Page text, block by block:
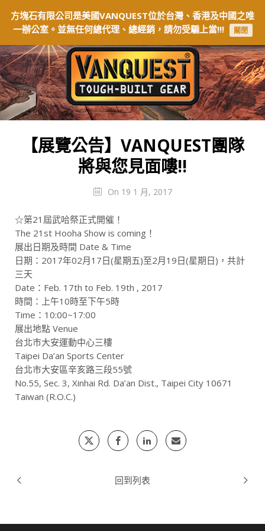
方塊石有限公司是美國VANQUEST位於台灣、香港及中國之唯
一辦公室。並無任何總代理、總經銷，請勿受騙上當!!!
關閉
【展覽公告】VANQUEST團隊
將與您見面嘍!!
On 19 1 月, 2017
☆第21屆武哈祭正式開催！
The 21st Hooha Show is coming！
展出日期及時間 Date & Time
日期：2017年02月17日(星期五)至2月19日(星期日)，共計
三天
Date：Feb. 17th to Feb. 19th , 2017
時間：上午10時至下午5時
Time：10:00~17:00
展出地點 Venue
台北市大安運動中心三樓
Taipei Da’an Sports Center
台北市大安區辛亥路三段55號
No.55, Sec. 3, Xinhai Rd. Da’an Dist., Taipei City 10671
Taiwan (R.O.C.)
回到列表